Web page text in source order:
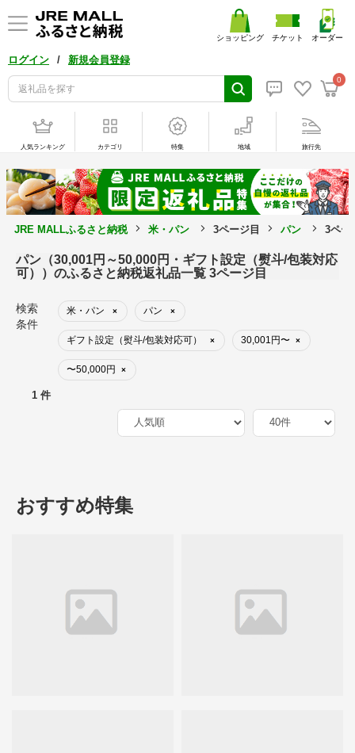
ログイン / 新規会員登録
0
ショッピング チケット オーダー
人気ランキング カテゴリ 特集 地域 旅行先
JRE MALLふるさと納税 米・パン 3ページ目 パン 3ペー
パン（30,001円～50,000円・ギフト設定（熨斗/包装対応
可））のふるさと納税返礼品一覧 3ページ目
検索
条件
米・パン × パン ×
ギフト設定（熨斗/包装対応可） × 30,001円〜 ×
〜50,000円 ×
1 件
おすすめ特集